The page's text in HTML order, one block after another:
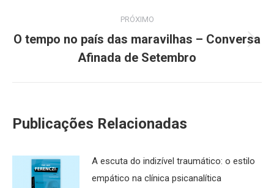
PRÓXIMO
Próximo
post:
O tempo no país das maravilhas – Conversa
Afinada de Setembro
Publicações Relacionadas
A escuta do indizível traumático: o estilo
empático na clínica psicanalítica